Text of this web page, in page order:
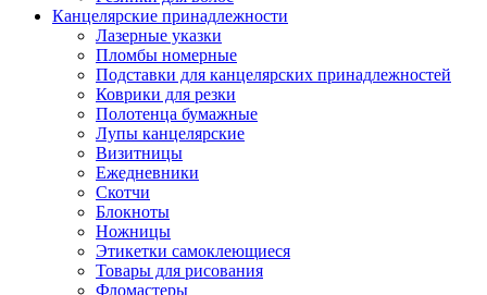
Канцелярские принадлежности
Лазерные указки
Пломбы номерные
Подставки для канцелярских принадлежностей
Коврики для резки
Полотенца бумажные
Лупы канцелярские
Визитницы
Ежедневники
Скотчи
Блокноты
Ножницы
Этикетки самоклеющиеся
Товары для рисования
Фломастеры